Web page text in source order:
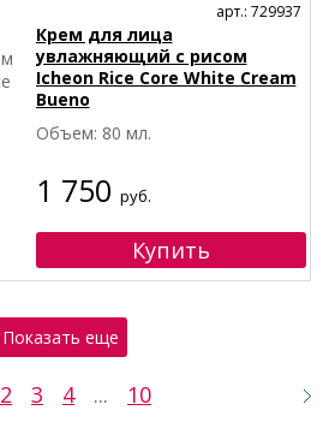
арт.: 729937
Крем для лица
увлажняющий с рисом
Icheon Rice Core White Cream
Bueno
Объем: 80 мл.
1 750 руб.
Показать еще
2 3 4 ...
10